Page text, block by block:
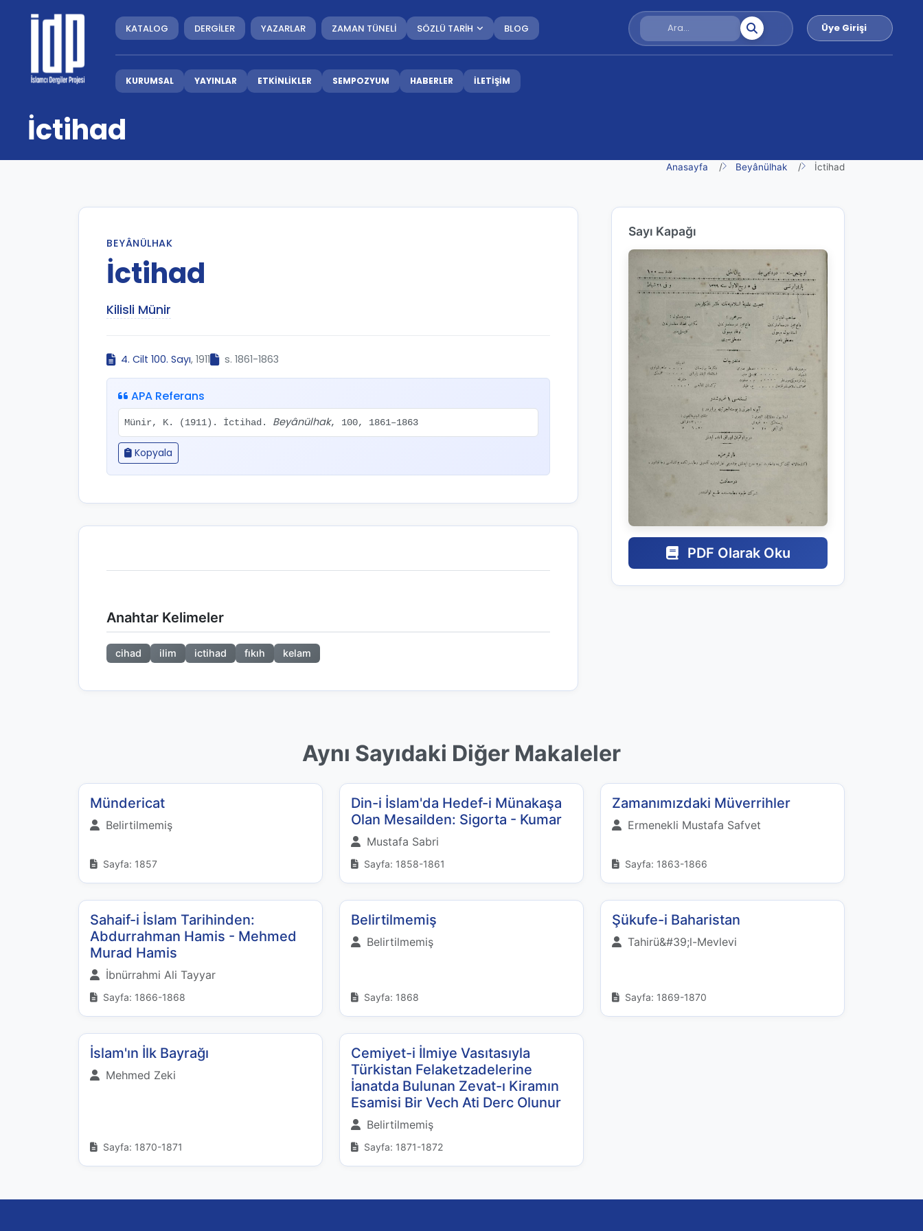
KATALOG DERGİLER YAZARLAR ZAMAN TÜNELİ SÖZLÜ TARİH BLOG Üye Girişi
KURUMSAL YAYINLAR ETKİNLİKLER SEMPOZYUM HABERLER İLETİŞİM
İctihad
Anasayfa Beyânülhak İctihad
BEYÂNÜLHAK
İctihad
Kilisli Münir
4. Cilt 100. Sayı, 1911 s. 1861-1863
APA Referans
Münir, K. (1911). İctihad. Beyânülhak, 100, 1861–1863
Kopyala
Anahtar Kelimeler
cihad ilim ictihad fıkıh kelam
Sayı Kapağı
PDF Olarak Oku
Aynı Sayıdaki Diğer Makaleler
Mündericat
Belirtilmemiş
Sayfa: 1857
Din-i İslam'da Hedef-i Münakaşa
Olan Mesailden: Sigorta - Kumar
Mustafa Sabri
Sayfa: 1858-1861
Zamanımızdaki Müverrihler
Ermenekli Mustafa Safvet
Sayfa: 1863-1866
Sahaif-i İslam Tarihinden:
Abdurrahman Hamis - Mehmed
Murad Hamis
İbnürrahmi Ali Tayyar
Sayfa: 1866-1868
Belirtilmemiş
Belirtilmemiş
Sayfa: 1868
Şükufe-i Baharistan
Tahirü&#39;l-Mevlevi
Sayfa: 1869-1870
İslam'ın İlk Bayrağı
Mehmed Zeki
Sayfa: 1870-1871
Cemiyet-i İlmiye Vasıtasıyla
Türkistan Felaketzadelerine
İanatda Bulunan Zevat-ı Kiramın
Esamisi Bir Vech Ati Derc Olunur
Belirtilmemiş
Sayfa: 1871-1872